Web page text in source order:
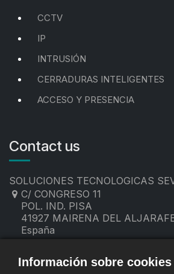
CCTV
IP
INTRUSIÓN
CERRADURAS INTELIGENTES
ACCESO Y PRESENCIA
Contact us
SOLUCIONES TECNOLOGICAS
C/ CONGRESO 11
POL. IND. PISA
41927 MAIRENA DEL
España
contacto@sevitec.es
Información sobre cookies